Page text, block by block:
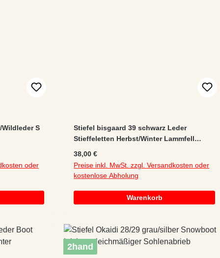
S
oder
Stiefel bisgaard 39 schwarz Leder
Stieffeletten Herbst/Winter Lammfell
Regulärer Preis:
38,00 €
Preise inkl. MwSt. zzgl. Versandkosten oder
kostenlose Abholung
Warenkorb
2hand